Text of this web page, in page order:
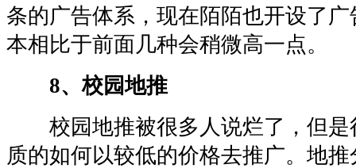
条的广告体系，现在陌陌也开设了
本相比于前面几种会稍微高一点。
8、校园地推
校园地推被很多人说烂了，但是
质的如何以较低的价格去推广。地